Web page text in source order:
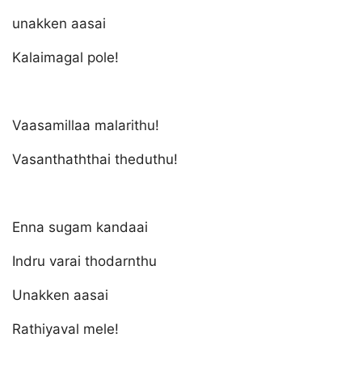
unakken aasai
Kalaimagal pole!
Vaasamillaa malarithu!
Vasanthaththai theduthu!
Enna sugam kandaai
Indru varai thodarnthu
Unakken aasai
Rathiyaval mele!